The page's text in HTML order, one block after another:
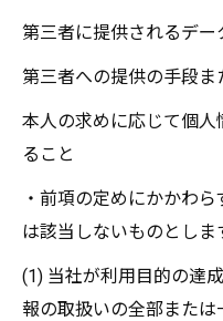
第三者に提供されるデー
第三者への提供の手段ま
本人の求めに応じて個
ること
・前項の定めにかかわ
は該当しないものとしま
(1) 当社が利用目的の達
報の取扱いの全部または